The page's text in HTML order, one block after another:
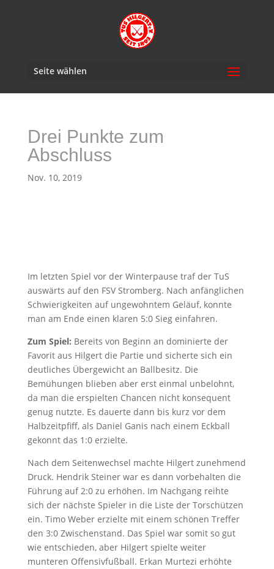
Seite wählen
Drei Punkte zum
Abschluss
Nov. 10, 2019
Im letzten Spiel vor der Winterpause traf der TuS
auswärts auf den FSV Stromberg. Nach anfänglichen
Schwierigkeiten auf ungewohntem Geläuf, konnte
man am Ende einen klaren 5:0 Sieg einfahren.
Zum Spiel: Bereits von Beginn an dominierte der
Favorit aus Hilgert die Partie und sicherte sich ein
deutliches Übergewicht an Ballbesitz. Die
Bemühungen blieben aber erst einmal unbelohnt,
da man die erspielten Chancen nicht konsequent
genug nutzte. Es dauerte dann bis kurz vor dem
Halbzeitpfiff, als Daniel Ganis nach einem Eckball
gekonnt das 1:0 erzielte.
Nach dem Seitenwechsel machte Hilgert zunehmend
Druck. Hendrik Steiner war es dann vorbehalten die
Führung auf 2:0 zu erhöhen. Im Nachgang reihte
sich der nächste Spieler in die Liste der Torschützen
ein. Timo Weber erzielte mit einem schönen Treffer
den 3:0 Zwischenstand. Das Spiel war somit so gut
wie entschieden, aber Hilgert spielte weiter
munteren Offensivfußball. Erkan Murtezi erhöhte